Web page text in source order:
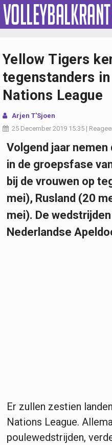
Yellow Tigers
tegenstanders
Nations League
Arjen T'Sjoen
25 December 2019 15:35 |
Volgend jaar
in de groepsfase
bij de vrouwen op
mei), Rusland (20
mei). De
Nederlandse
Er zullen zestien
Nations League.
poulewedstrijden,